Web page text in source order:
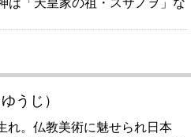
は「天皇家の祖・スサノヲ」な
うじ）
れ。仏教美術に魅せられ日本